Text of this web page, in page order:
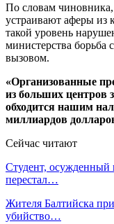
По словам
устраивают аферы из
такой уровень
министерства
вызовом.
«Организованные
из больших центров
обходится нашим
миллиардов
Сейчас читают
Студент, осужденный
перестал…
Жителя Балтийска
убийство…